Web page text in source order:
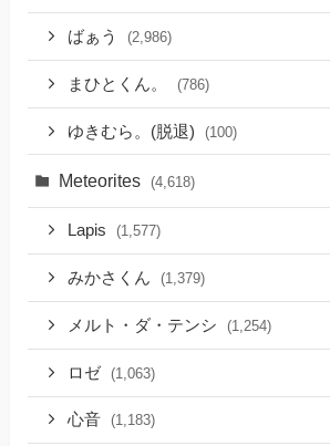
ばぁう (2,986)
まひとくん。 (786)
ゆきむら。(脱退) (100)
Meteorites (4,618)
Lapis (1,577)
みかさくん (1,379)
メルト・ダ・テンシ (1,254)
ロゼ (1,063)
心音 (1,183)